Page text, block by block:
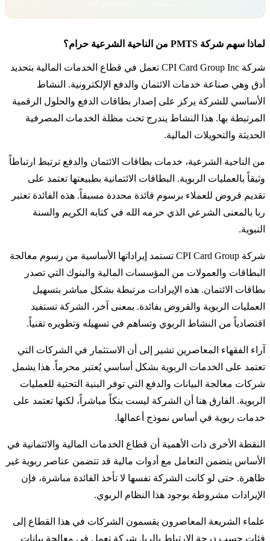
لماذا سهم شركة PMTS من الناحية الشرعية حرام؟
شركة CPI Card Group Inc تعمل في قطاع الخدمات المالية بتحديد
أدق وهي صناعة خدمات الائتمان والدفع الإلكترونية. النشاط
الأساسي للشركة يركز على إصدار بطاقات الدفع والحلول الرقمية
المرتبطة بها. هذا النشاط يندرج تحت مظلة الخدمات المصرفية
الحديثة والتحويلات المالية.
من الناحية الشرعية، خدمات بطاقات الائتمان والدفع ترتبط ارتباطاً
وثيقاً بالعمليات الربوية. البطاقات الائتمانية بطبيعتها تعتمد على
تقديم قروض للعملاء برسوم فائدة محددة مسبقاً. هذه الفائدة تعتبر
ربا بالمعنى الشرعي الذي حرمه الله في كتابه الكريم والسنة
النبوية.
شركة CPI Card Group تستمد إيراداتها الأساسية من رسوم معالجة
البطاقات والعمولات من المؤسسات المالية والبنوك التي تصدر
بطاقات الائتمان. هذه الإيرادات مرتبطة بشكل مباشر بتسهيل
العمليات الربوية والقروض بفائدة. بمعنى آخر، الشركة تستفيد
اقتصادياً من النشاط الربوي وتساهم في تسهيله وتطويره تقنياً.
آراء الفقهاء المعاصرين تشير إلى أن الاستثمار في الشركات التي
تعتمد على الخدمات الربوية بشكل أساسي يُعتبر محرماً. هذا يشمل
شركات معالجة البيانات والدفع التي توفر البنية التحتية للعمليات
الربوية. الفارق هنا أن الشركة ليست بنكاً مباشراً، لكنها تعتمد على
خدمات ربوية في أساس نموذج أعمالها.
النقطة الأخرى ذات الأهمية أن قطاع الخدمات المالية والائتمانية في
الأساس يتضمن التعامل مع أدوات مالية قد تتضمن عناصر ربوية غير
ظاهرة. حتى لو كانت الشركة نفسها لا تأخذ الفائدة مباشرة، فإن
الإيرادات مشروطة بوجود هذا النظام الربوي.
علماء الشريعة المعاصرون يقسمون الشركات في هذا القطاع إلى
فئات حسب درجة الارتباط بالربا. شركة تعمل في معالجة بيانات